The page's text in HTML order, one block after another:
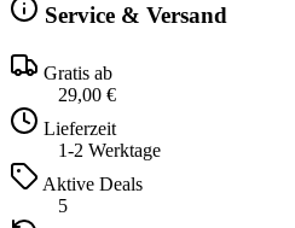
Service & Versand
Gratis ab
29,00 €
Lieferzeit
1-2 Werktage
Aktive Deals
5